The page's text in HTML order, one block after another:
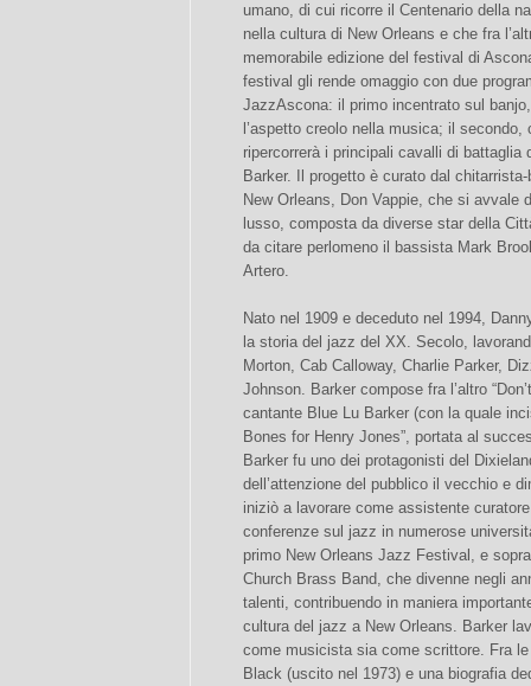
umano, di cui ricorre il Centenario della
nella cultura di New Orleans e che fra
memorabile edizione del festival di
festival gli rende omaggio con due
JazzAscona: il primo incentrato sul
l’aspetto creolo nella musica; il
ripercorrerà i principali cavalli di
Barker. Il progetto è curato dal
New Orleans, Don Vappie, che si avvale
lusso, composta da diverse star della
da citare perlomeno il bassista Mark
Artero.
Nato nel 1909 e deceduto nel 1994,
la storia del jazz del XX. Secolo,
Morton, Cab Calloway, Charlie Parker,
Johnson. Barker compose fra l’altro
cantante Blue Lu Barker (con la quale
Bones for Henry Jones”, portata al
Barker fu uno dei protagonisti del
dell’attenzione del pubblico il vecchio e
iniziò a lavorare come assistente
conferenze sul jazz in numerose
primo New Orleans Jazz Festival, e
Church Brass Band, che divenne negli
talenti, contribuendo in maniera
cultura del jazz a New Orleans. Barker
come musicista sia come scrittore. Fra
Black (uscito nel 1973) e una biografia